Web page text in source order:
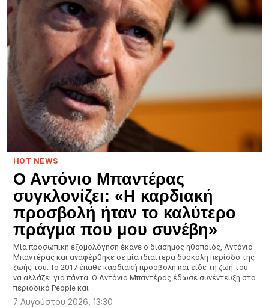
HOT NEWS
Ο Αντόνιο Μπαντέρας
συγκλονίζει: «Η καρδιακή
προσβολή ήταν το καλύτερο
πράγμα που μου συνέβη»
Μία προσωπική εξομολόγηση έκανε ο διάσημος ηθοποιός, Αντόνιο
Μπαντέρας και αναφέρθηκε σε μία ιδιαίτερα δύσκολη περίοδο της
ζωής του. Το 2017 έπαθε καρδιακή προσβολή και είδε τη ζωή του
να αλλάζει για πάντα. Ο Αντόνιο Μπαντέρας έδωσε συνέντευξη στο
περιοδικό People και
7 Αυγούστου 2026, 13:30